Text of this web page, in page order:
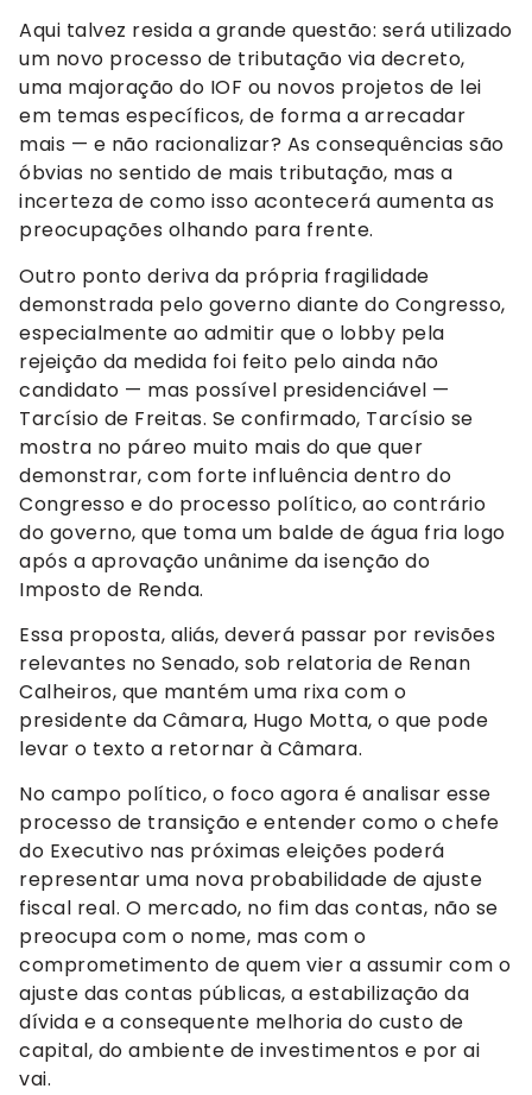
Aqui talvez resida a grande questão: será utilizado
um novo processo de tributação via decreto,
uma majoração do IOF ou novos projetos de lei
em temas específicos, de forma a arrecadar
mais — e não racionalizar? As consequências são
óbvias no sentido de mais tributação, mas a
incerteza de como isso acontecerá aumenta as
preocupações olhando para frente.
Outro ponto deriva da própria fragilidade
demonstrada pelo governo diante do Congresso,
especialmente ao admitir que o lobby pela
rejeição da medida foi feito pelo ainda não
candidato — mas possível presidenciável —
Tarcísio de Freitas. Se confirmado, Tarcísio se
mostra no páreo muito mais do que quer
demonstrar, com forte influência dentro do
Congresso e do processo político, ao contrário
do governo, que toma um balde de água fria logo
após a aprovação unânime da isenção do
Imposto de Renda.
Essa proposta, aliás, deverá passar por revisões
relevantes no Senado, sob relatoria de Renan
Calheiros, que mantém uma rixa com o
presidente da Câmara, Hugo Motta, o que pode
levar o texto a retornar à Câmara.
No campo político, o foco agora é analisar esse
processo de transição e entender como o chefe
do Executivo nas próximas eleições poderá
representar uma nova probabilidade de ajuste
fiscal real. O mercado, no fim das contas, não se
preocupa com o nome, mas com o
comprometimento de quem vier a assumir com o
ajuste das contas públicas, a estabilização da
dívida e a consequente melhoria do custo de
capital, do ambiente de investimentos e por ai
vai.